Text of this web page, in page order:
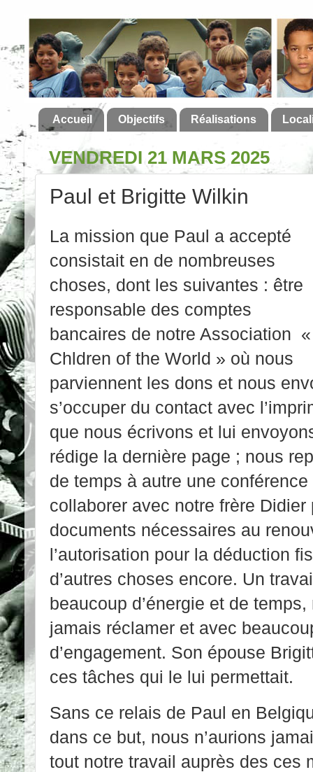
Accueil Objectifs Réalisations
VENDREDI 21 MARS 2025
Paul et Brigitte Wilkin
La mission que Paul a accepté
consistait en de nombreuses
choses, dont les suivantes : être
responsable des comptes
bancaires de notre Association «
Chldren of the World » où nous
parviennent les dons et nous
s’occuper du contact avec
que nous écrivons et lui
rédige la dernière page ; nous
de temps à autre une
collaborer avec notre frère
documents nécessaires au
l’autorisation pour la déduction
d’autres choses encore. Un
beaucoup d’énergie et de
jamais réclamer et avec
d’engagement. Son épouse
ces tâches qui le lui permettait.
Sans ce relais de Paul en
dans ce but, nous n’aurions
tout notre travail auprès des ces